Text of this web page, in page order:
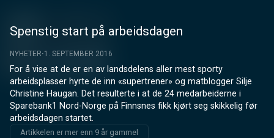
Spenstig start på arbeidsdagen
NYHETER 1. SEPTEMBER 2016
For å vise at de er en av landsdelens aller mest sporty
arbeidsplasser hyrte de inn «supertrener» og matblogger Silje
Christine Haugan. Det resulterte i at de 24 medarbeiderne i
Sparebank1 Nord-Norge på Finnsnes fikk kjørt seg skikkelig før
arbeidsdagen startet.
Artikkelen er mer enn 9 år gammel